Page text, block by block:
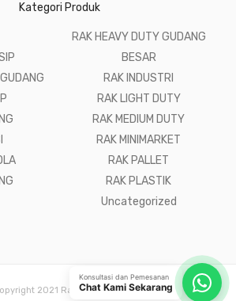
Kategori Produk
RAK HEAVY DUTY GUDANG
BESAR
RAK INDUSTRI
RAK LIGHT DUTY
RAK MEDIUM DUTY
RAK MINIMARKET
RAK PALLET
RAK PLASTIK
Uncategorized
2021 Raja Rak Gudang
Konsultasi dan Pemesanan
Chat Kami Sekarang